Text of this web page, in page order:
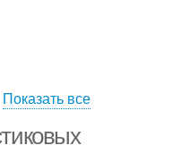
Показать все